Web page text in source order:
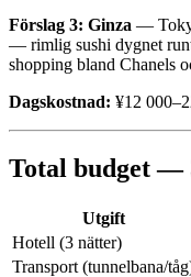
Förslag 3: Ginza —
— rimlig sushi dygnet
shopping bland Chanels
Dagskostnad: ¥12
Total budget —
Utgift
Hotell (3 nätter)
Transport (tunnelbana/